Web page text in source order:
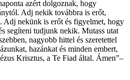
azért dolgoznak, hogy
Adj nekik továbbra is erőt,
Adj nekünk is erőt és figyelmet, hogy
segíteni tudjunk nekik. Mutass utat
nagyobb hittel és szeretettel
hazánkat és minden embert,
Krisztus, a Te Fiad által. Ámen”–